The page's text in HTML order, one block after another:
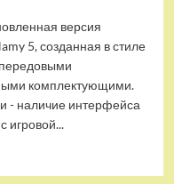
версия
5, созданная в стиле
комплектующими.
- наличие интерфейса
игровой...